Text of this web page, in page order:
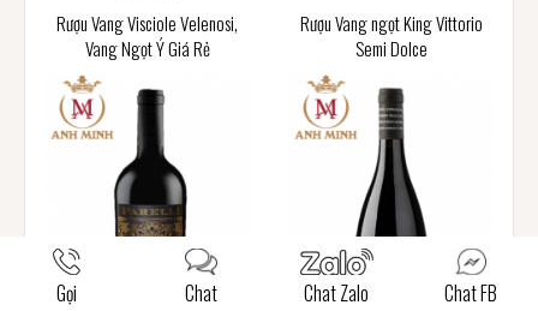
Rượu Vang Visciole Velenosi,
Vang Ngọt Ý Giá Rẻ
Rượu Vang ngọt King Vittorio
Semi Dolce
Gọi Chat Chat Zalo Chat FB